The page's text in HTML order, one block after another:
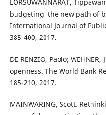
LORSUWANNARAT,
budgeting: the new path of
International Journal of
385-400, 2017.
DE RENZIO, Paolo;
openness. The World Bank
185-210, 2017.
MAINWARING, Scott.